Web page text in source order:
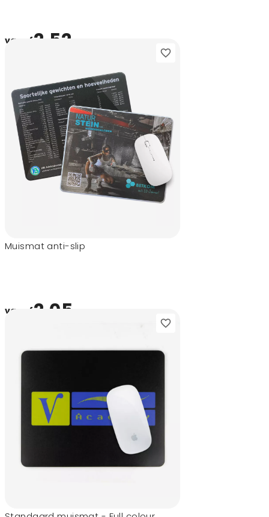
vanaf2,52
Muismat anti-slip
vanaf2,05